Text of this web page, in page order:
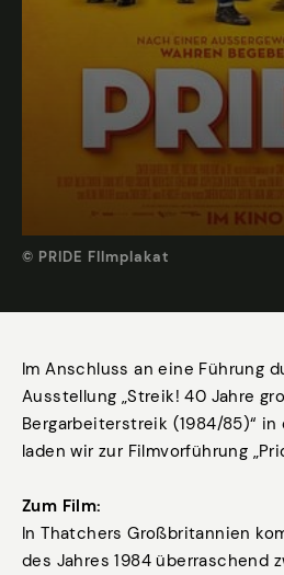
© PRIDE FIlmplakat
Im Anschluss an eine Führung
Ausstellung „Streik! 40 Jahre
Bergarbeiterstreik (1984/85)“ in
laden wir zur Filmvorführung
Zum Film:
In Thatchers Großbritannien
des Jahres 1984 überraschend